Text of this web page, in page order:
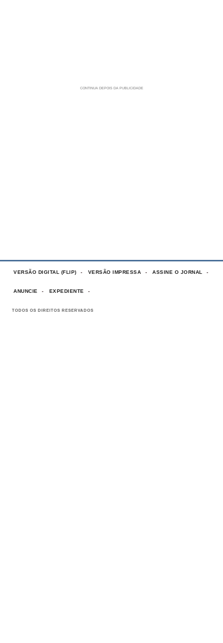
VERSÃO DIGITAL (FLIP) VERSÃO IMPRESSA ASSINE O JORNAL
ANUNCIE EXPEDIENTE
TODOS OS DIREITOS RESERVADOS